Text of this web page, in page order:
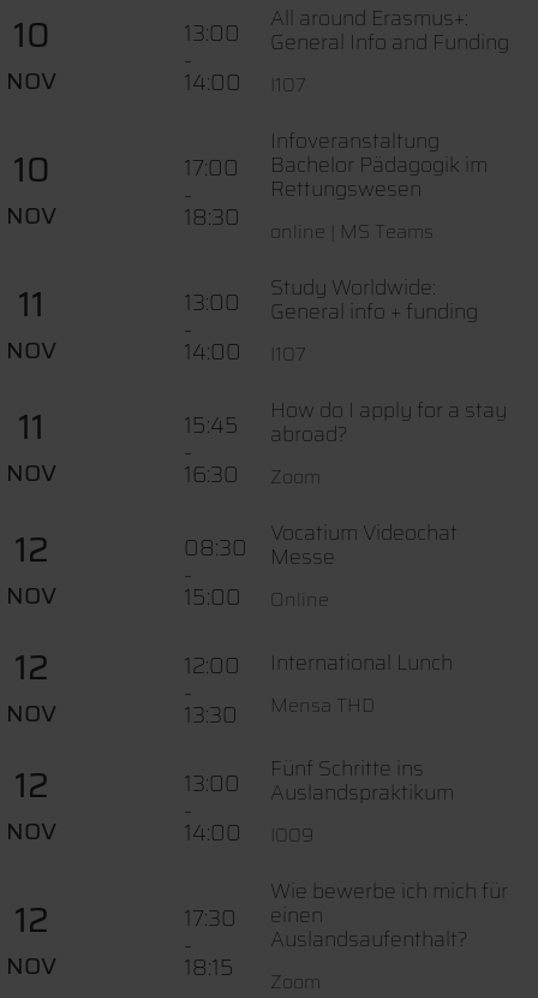
10
NOV
13:00
-
14:00
All around Erasmus+:
General Info and Funding
I107
10
NOV
17:00
-
18:30
Infoveranstaltung
Bachelor Pädagogik im
Rettungswesen
online | MS Teams
11
NOV
13:00
-
14:00
Study Worldwide:
General info + funding
I107
11
NOV
15:45
-
16:30
How do I apply for a stay
abroad?
Zoom
12
NOV
08:30
-
15:00
Vocatium Videochat
Messe
Online
12
NOV
12:00
-
13:30
International Lunch
Mensa THD
12
NOV
13:00
-
14:00
Fünf Schritte ins
Auslandspraktikum
I009
12
NOV
17:30
-
18:15
Wie bewerbe ich mich für
einen
Auslandsaufenthalt?
Zoom